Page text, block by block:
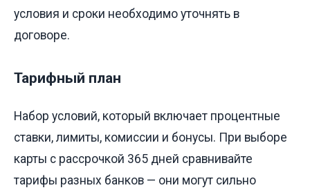
условия и сроки необходимо уточнять в
договоре.
Тарифный план
Набор условий, который включает процентные
ставки, лимиты, комиссии и бонусы. При выборе
карты с рассрочкой 365 дней сравнивайте
тарифы разных банков — они могут сильно